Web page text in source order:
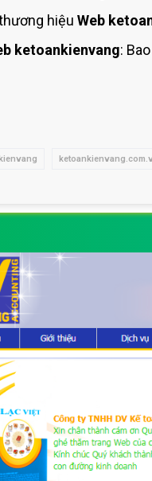
hiệu Web
ketoankienvang: